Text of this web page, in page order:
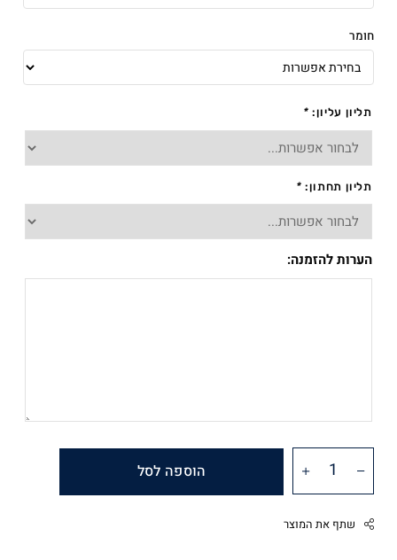
חומר
תליון עליון: *
תליון תחתון: *
הערות להזמנה:
הוספה לסל
שתף את המוצר